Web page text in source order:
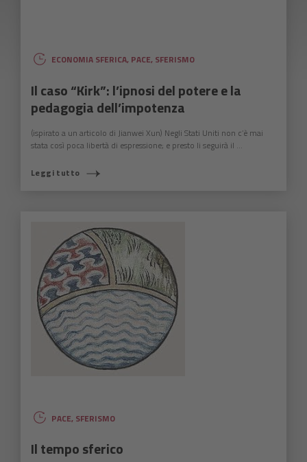
ECONOMIA SFERICA, PACE, SFERISMO
Il caso “Kirk”: l’ipnosi del potere e la
pedagogia dell’impotenza
(ispirato a un articolo di Jianwei Xun) Negli Stati Uniti non c’è mai
stata così poca libertà di espressione; e presto li seguirà il ...
Leggi tutto
PACE, SFERISMO
Il tempo sferico